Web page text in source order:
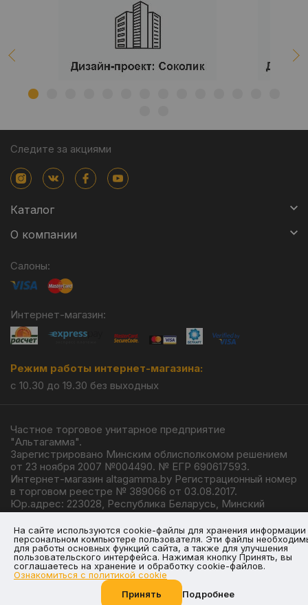
Следите за акциями
Каталог
О компании
Салоны:
Интернет-магазин:
Режим работы интернет-магазина:
с 10.30 до 19.30 без выходных
Частное торговое унитарное предприятие
"Альтагамма".
Зарегистрировано Минским облисполкомом решением
от 23 ноября 2007 №004490. № ЕГР 690617593.
Интернет-магазин altagamma.by Регистрационный номер
в торговом реестре № 389066 от 03.08.2017.
Юр.адрес: 223028, Республика Беларусь, Минский
район, г.п. Ждановичи, ул. Линейная, 4/1.
© 2026
Разработка — Giperlink.by
На сайте используются cookie-файлы для хранения информации
персональном компьютере пользователя. Эти файлы
для работы основных функций сайта, а также для улучшения
пользовательского интерфейса. Нажимая кнопку Принять, вы
соглашаетесь на хранение и обработку cookie-файлов.
Ознакомиться с политикой cookie
Принять
Подробнее